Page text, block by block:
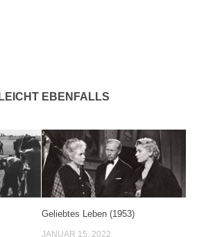
EBENFALLS
Geliebtes Leben (1953)
JANUAR 15, 2022